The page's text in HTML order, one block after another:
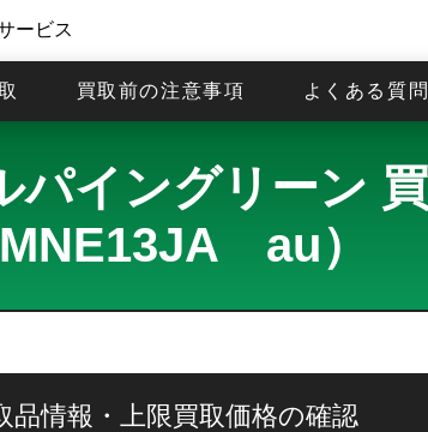
ービス
買取前の注意事項 よくある質
イングリーン
MNE13JA au）
品情報・上限買取価格の確認